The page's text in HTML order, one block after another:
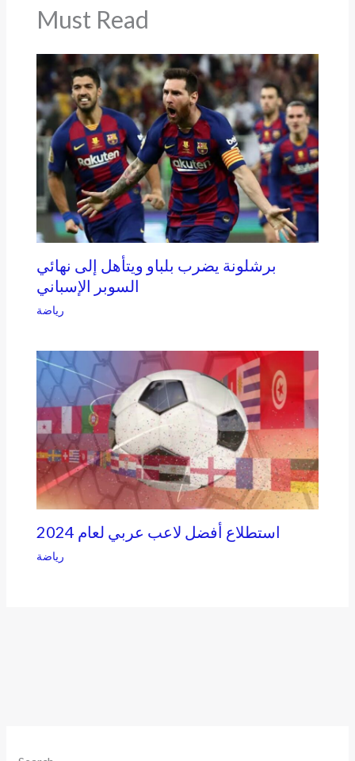
Must Read
برشلونة يضرب بلباو ويتأهل إلى نهائي
السوبر الإسباني
رياضة
2024 استطلاع أفضل لاعب عربي لعام
رياضة